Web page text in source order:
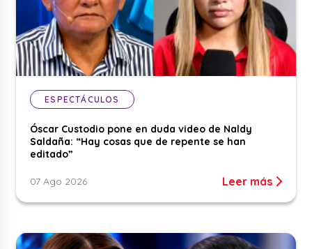
ESPECTÁCULOS
Óscar Custodio pone en duda video de Naldy
Saldaña: “Hay cosas que de repente se han
editado”
07 Ago 2026 Leer más